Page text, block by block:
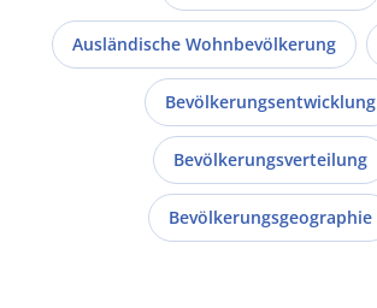
Ausländische Wohnbevölkerung
Bevölkerungsentwicklung
Bevölkerungsverteilung
Bevölkerungsgeographie